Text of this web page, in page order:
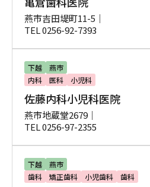
燕市吉田堤町11-5｜
TEL 0256-92-7393
下越
燕市
内科
医科 小児科
佐藤内科小児科医院
燕市地蔵堂2679｜
TEL 0256-97-2355
下越
燕市
歯科
矯正歯科 小児歯科 歯科